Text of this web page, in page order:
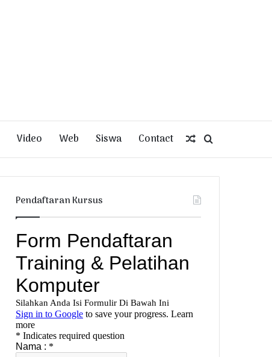
Video Web Siswa Contact
for
Random
Article
Pendaftaran Kursus